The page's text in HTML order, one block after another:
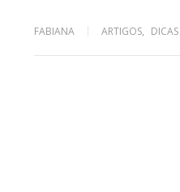
FABIANA ARTIGOS,